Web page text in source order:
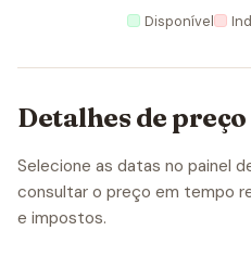
Disponível
Detalhes de preço
Selecione as datas no painel
consultar o preço em tempo
e impostos.